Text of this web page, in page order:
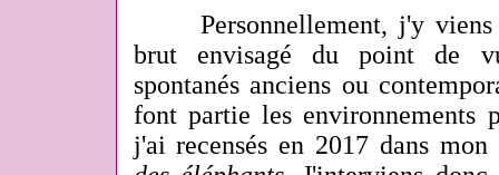
Personnellement, j'y viens
brut envisagé du point de
spontanés anciens ou
font partie les environnements
j'ai recensés en 2017 dans